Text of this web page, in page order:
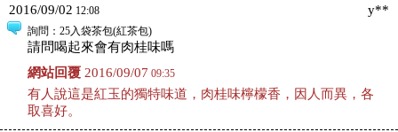
2016/09/02 12:08 y**
詢問 ：25入袋茶包(紅茶包)
請問喝起來會有肉桂味嗎
網站回覆2016/09/07 09:35
有人說這是紅玉的獨特味道，肉桂味檸檬香，因人而異，各
取喜好。